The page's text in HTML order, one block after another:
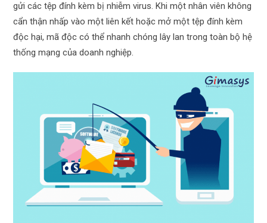
gửi các tệp đính kèm bị nhiễm virus. Khi một nhân viên không
cẩn thận nhấp vào một liên kết hoặc mở một tệp đính kèm
độc hại, mã độc có thể nhanh chóng lây lan trong toàn bộ hệ
thống mạng của doanh nghiệp.